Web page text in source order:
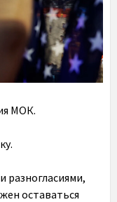
МОК.
разногласиями,
оставаться